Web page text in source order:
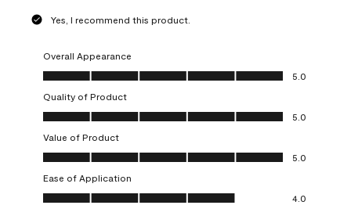
Yes, I recommend this product.
Overall Appearance
Overall Appearance, 5.0 out of 5
5.0
Quality of Product
Quality of Product, 5.0 out of 5
5.0
Value of Product
Value of Product, 5.0 out of 5
5.0
Ease of Application
Ease of Application, 4.0 out of 5
4.0